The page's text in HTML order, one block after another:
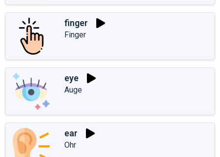
finger
Finger
eye
Auge
ear
Ohr